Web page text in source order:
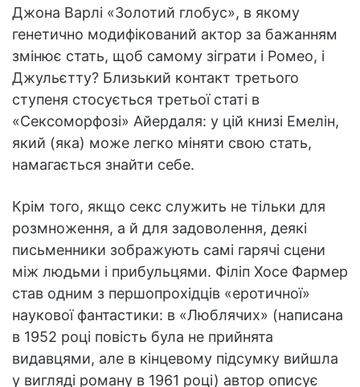
Джона Варлі «Золотий глобус», в якому
генетично модифікований актор за бажанням
змінює стать, щоб самому зіграти і Ромео, і
Джульєтту? Близький контакт третього
ступеня стосується третьої статі в
«Сексоморфозі» Айердаля: у цій книзі Емелін,
який (яка) може легко міняти свою стать,
намагається знайти себе.
Крім того, якщо секс служить не тільки для
розмноження, а й для задоволення, деякі
письменники зображують самі гарячі сцени
між людьми і прибульцями. Філіп Хосе Фармер
став одним з першопрохідців «еротичної»
наукової фантастики: в «Люблячих» (написана
в 1952 році повість була не прийнята
видавцями, але в кінцевому підсумку вийшла
у вигляді роману в 1961 році) автор описує